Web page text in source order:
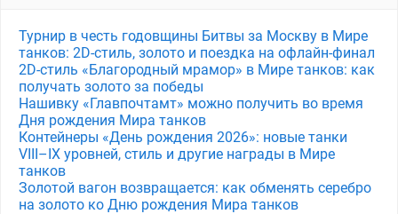
Турнир в честь годовщины Битвы за Москву в Мире
танков: 2D-стиль, золото и поездка на офлайн-финал
2D-стиль «Благородный мрамор» в Мире танков: как
получать золото за победы
Нашивку «Главпочтамт» можно получить во время
Дня рождения Мира танков
Контейнеры «День рождения 2026»: новые танки
VIII–IX уровней, стиль и другие награды в Мире
танков
Золотой вагон возвращается: как обменять серебро
на золото ко Дню рождения Мира танков